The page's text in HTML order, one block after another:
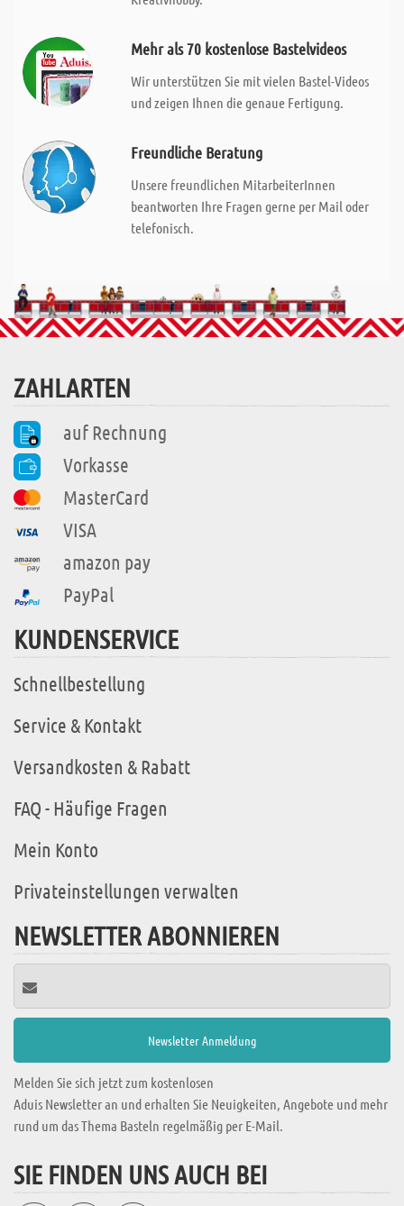
Mehr als 70 kostenlose Bastelvideos
Wir unterstützen Sie mit vielen Bastel-Videos
und zeigen Ihnen die genaue Fertigung.
Freundliche Beratung
Unsere freundlichen MitarbeiterInnen
beantworten Ihre Fragen gerne per Mail oder
telefonisch.
ZAHLARTEN
auf Rechnung
Vorkasse
MasterCard
VISA
amazon pay
PayPal
KUNDENSERVICE
Schnellbestellung
Service & Kontakt
Versandkosten & Rabatt
FAQ - Häufige Fragen
Mein Konto
Privateinstellungen verwalten
NEWSLETTER ABONNIEREN
Melden Sie sich jetzt zum kostenlosen
Aduis Newsletter an und erhalten Sie Neuigkeiten, Angebote und mehr
rund um das Thema Basteln regelmäßig per E-Mail.
SIE FINDEN UNS AUCH BEI